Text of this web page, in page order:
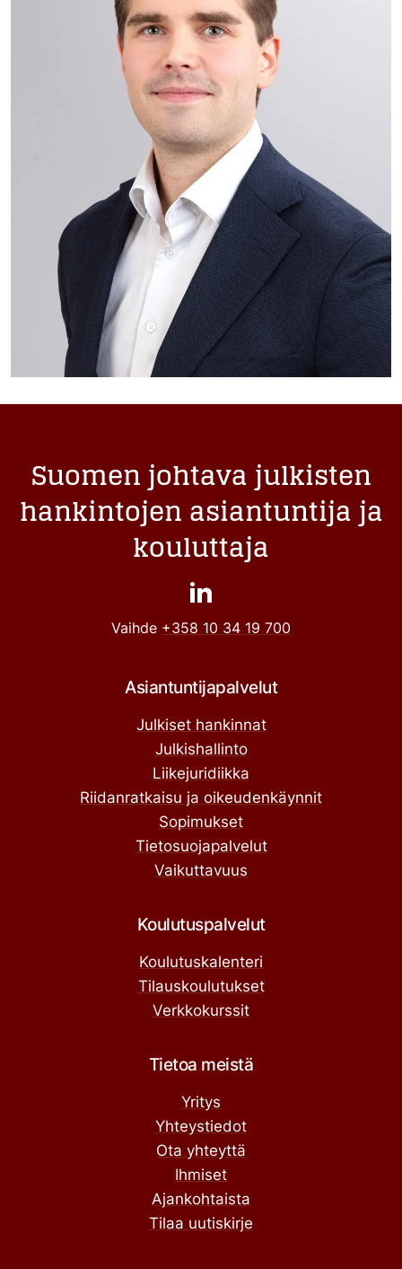
Suomen johtava julkisten
hankintojen asiantuntija ja
kouluttaja
Vaihde +358 10 34 19 700
Asiantuntijapalvelut
Julkiset hankinnat
Julkishallinto
Liikejuridiikka
Riidanratkaisu ja oikeudenkäynnit
Sopimukset
Tietosuojapalvelut
Vaikuttavuus
Koulutuspalvelut
Koulutuskalenteri
Tilauskoulutukset
Verkkokurssit
Tietoa meistä
Yritys
Yhteystiedot
Ota yhteyttä
Ihmiset
Ajankohtaista
Tilaa uutiskirje